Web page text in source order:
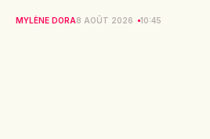
MYLÈNE DORA8 AOÛT 2026 10:45